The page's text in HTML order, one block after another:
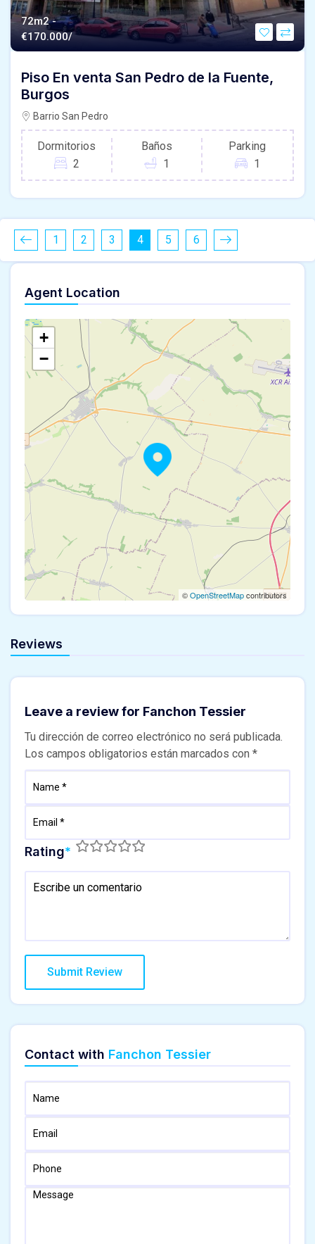
72m2 -
€170.000/
Piso En venta San Pedro de la Fuente,
Burgos
Barrio San Pedro
Dormitorios
2
Baños
1
Parking
1
1 2 3 4 5 6
Agent Location
+
−
©OpenStreetMapcontributors
Reviews
Leave a review for Fanchon Tessier
Tu dirección de correo electrónico no será publicada.
Los campos obligatorios están marcados con *
Rating*
Contact with Fanchon Tessier